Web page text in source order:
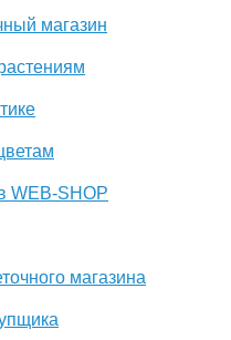
магазин
WEB-SHOP
магазина